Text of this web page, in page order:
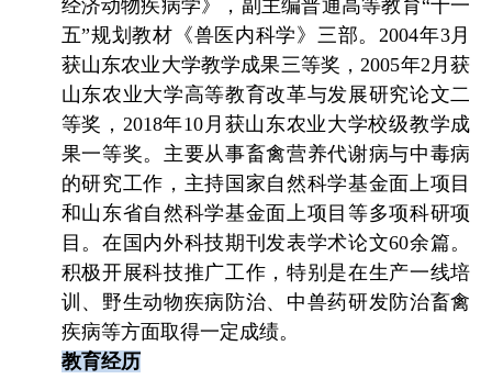
经济动物疾病学》，副主编普通高等教育“十一
五”规划教材《兽医内科学》三部。2004年3月
获山东农业大学教学成果三等奖，2005年2 月获
山东农业大学高等教育改革与发展研究论文二
等奖， 2018年10 月获山东农业大学校级教学成
果一等奖。主要从事畜禽营养代谢病与中毒病
的研究工作，主持国家自然科学基金面上项目
和山东省自然科学基金面上项目等多项科研项
目。在国内外科技期刊发表学术论文60余篇。
积极开展科技推广工作，特别是在生产一线培
训、野生动物疾病防治、中兽药研发防治畜禽
疾病等方面取得一定成绩。
教育经历